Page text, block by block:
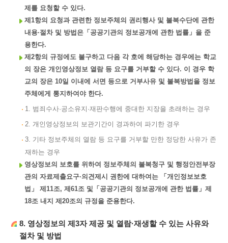
제를 요청할 수 있다.
제1항의 요청과 관련한 정보주체의 권리행사 및 불복수단에 관한
내용·절차 및 방법은「공공기관의 정보공개에 관한 법률」을 준
용한다.
제2항의 규정에도 불구하고 다음 각 호에 해당하는 경우에는 학교
의 장은 개인영상정보 열람 등 요구를 거부할 수 있다. 이 경우 학
교의 장은 10일 이내에 서면 등으로 거부사유 및 불복방법을 정보
주체에게 통지하여야 한다.
1. 범죄수사·공소유지·재판수행에 중대한 지장을 초래하는 경우
2. 개인영상정보의 보관기간이 경과하여 파기한 경우
3. 기타 정보주체의 열람 등 요구를 거부할 만한 정당한 사유가 존
재하는 경우
영상정보의 보호를 위하여 정보주체의 불복청구 및 행정안전부장
관의 자료제출요구·의견제시 권한에 대하여는 「개인정보보호
법」 제11조, 제61조 및「공공기관의 정보공개에 관한 법률」제
18조 내지 제20조의 규정을 준용한다.
8. 영상정보의 제3자 제공 및 열람·재생할 수 있는 사유와
절차 및 방법